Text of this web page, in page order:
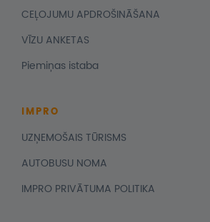
CEĻOJUMU APDROŠINĀŠANA
VĪZU ANKETAS
Piemiņas istaba
IMPRO
UZŅEMOŠAIS TŪRISMS
AUTOBUSU NOMA
IMPRO PRIVĀTUMA POLITIKA